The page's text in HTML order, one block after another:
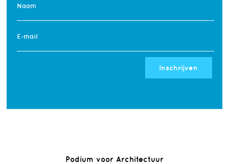
Naam
E-mail
Inschrijven
Podium voor Architectuur